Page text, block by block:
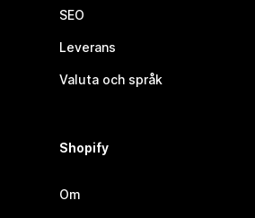
SEO
Leverans
Valuta och språk
Shopify
Om